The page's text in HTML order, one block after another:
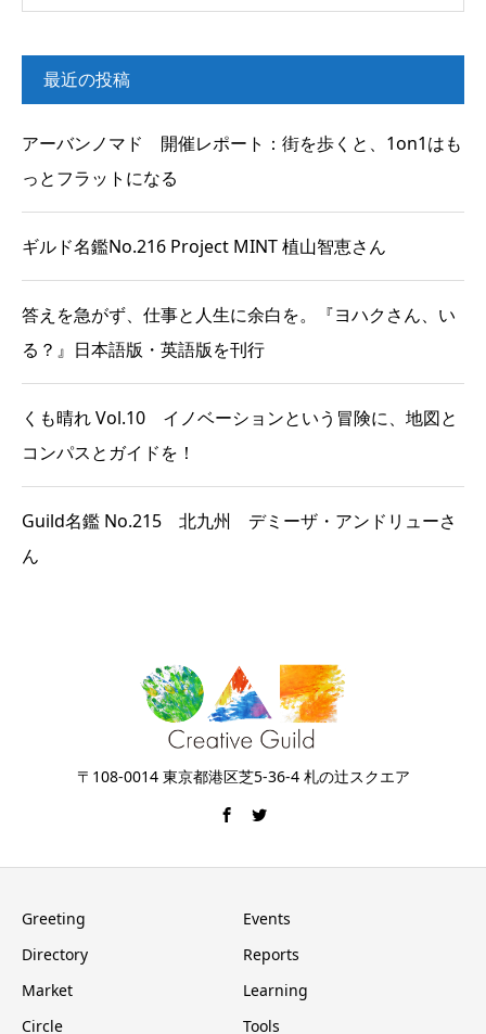
最近の投稿
アーバンノマド 開催レポート：街を歩くと、1on1はも
っとフラットになる
ギルド名鑑No.216 Project MINT 植山智恵さん
答えを急がず、仕事と人生に余白を。『ヨハクさん、い
る？』日本語版・英語版を刊行
くも晴れ Vol.10 イノベーションという冒険に、地図と
コンパスとガイドを！
Guild名鑑 No.215 北九州 デミーザ・アンドリューさ
ん
〒108-0014 東京都港区芝5-36-4 札の辻スクエア
Greeting
Events
Directory
Reports
Market
Learning
Circle
Tools